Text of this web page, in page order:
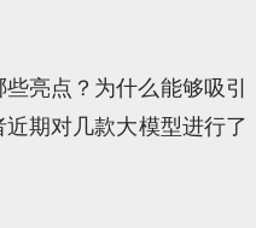
亮点？为什么能够吸引
期对几款大模型进行了